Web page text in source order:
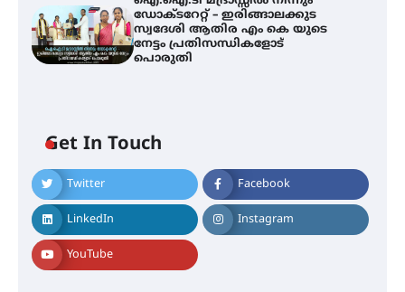
ഡോക്ടറേറ്റ് – ഇരിങ്ങാലക്കുട
സ്വദേശി ആതിര എം കെ യുടെ
നേട്ടം പ്രതിസന്ധികളോട്
പൊരുതി
Get In Touch
Twitter Facebook
LinkedIn Instagram
YouTube
ഇടത്തരം മഴയ്ക്കും കാറ്റിനും
സാധ്യത ഇരിങ്ങാലക്കുടയിൽ 4.4
മില്ലി മീറ്റർ മഴ ലഭിച്ചു